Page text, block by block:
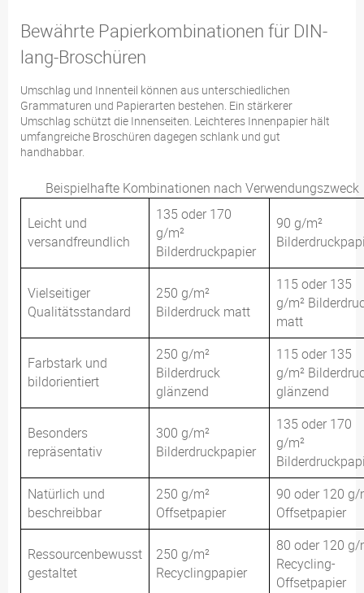
Bewährte Papierkombinationen für DIN-
lang-Broschüren
Umschlag und Innenteil können aus unterschiedlichen
Grammaturen und Papierarten bestehen. Ein stärkerer
Umschlag schützt die Innenseiten. Leichteres Innenpapier hält
umfangreiche Broschüren dagegen schlank und gut
handhabbar.
Beispielhafte Kombinationen nach Verwendungszweck
Leicht und
versandfreundlich
135 oder 170
g/m²
Bilderdruckpapier
90 g/m²
Vielseitiger
Qualitätsstandard
250 g/m²
Bilderdruck matt
115 oder 135
g/m²
matt
Farbstark und
bildorientiert
250 g/m²
Bilderdruck
glänzend
115 oder 135
g/m²
glänzend
Besonders
repräsentativ
300 g/m²
Bilderdruckpapier
135 oder 170
g/m²
Natürlich und
beschreibbar
250 g/m²
Offsetpapier
90 oder 120 g/
Offsetpapier
Ressourcenbewusst
gestaltet
250 g/m²
Recyclingpapier
80 oder 120 g/
Recycling-
Offsetpapier